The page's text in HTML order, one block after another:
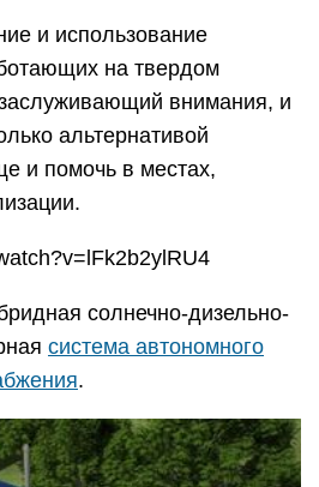
и использование
на твердом
внимания, и
альтернативой
и помочь в местах,
солнечно-дизельно-
система автономного
.